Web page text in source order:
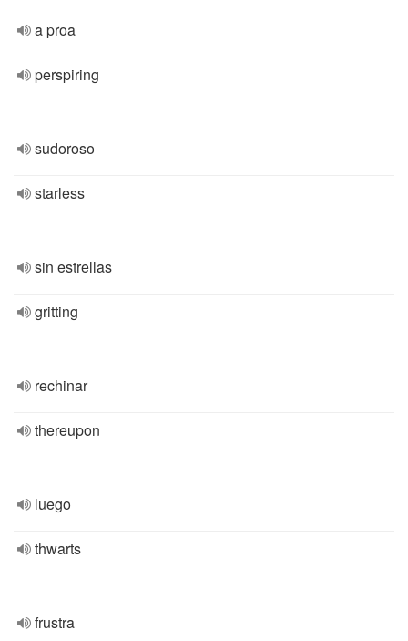
a proa
perspiring
sudoroso
starless
sin estrellas
gritting
rechinar
thereupon
luego
thwarts
frustra